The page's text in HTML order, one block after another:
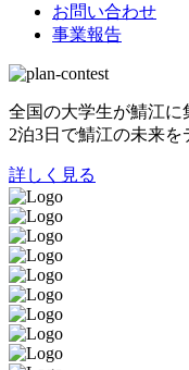
お問い合わせ
事業報告
全国の大学生が鯖江に
2泊3日で鯖江の未来を
詳しく見る